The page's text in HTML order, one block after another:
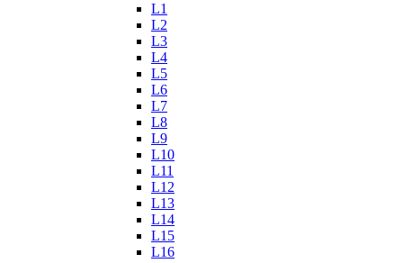
L1
L2
L3
L4
L5
L6
L7
L8
L9
L10
L11
L12
L13
L14
L15
L16